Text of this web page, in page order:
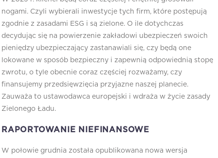
nogami. Czyli wybierali inwestycje tych firm, które postępują
zgodnie z zasadami ESG i są zielone. O ile dotychczas
decydując się na powierzenie zakładowi ubezpieczeń swoich
pieniędzy ubezpieczający zastanawiali się, czy będą one
lokowane w sposób bezpieczny i zapewnią odpowiednią stopę
zwrotu, o tyle obecnie coraz częściej rozważamy, czy
finansujemy przedsięwzięcia przyjazne naszej planecie.
Zauważa to ustawodawca europejski i wdraża w życie zasady
Zielonego Ładu.
RAPORTOWANIE NIEFINANSOWE
W połowie grudnia została opublikowana nowa wersja